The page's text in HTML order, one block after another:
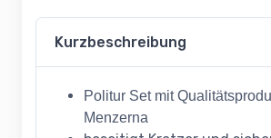
Kurzbeschreibung
Politur Set mit
Menzerna